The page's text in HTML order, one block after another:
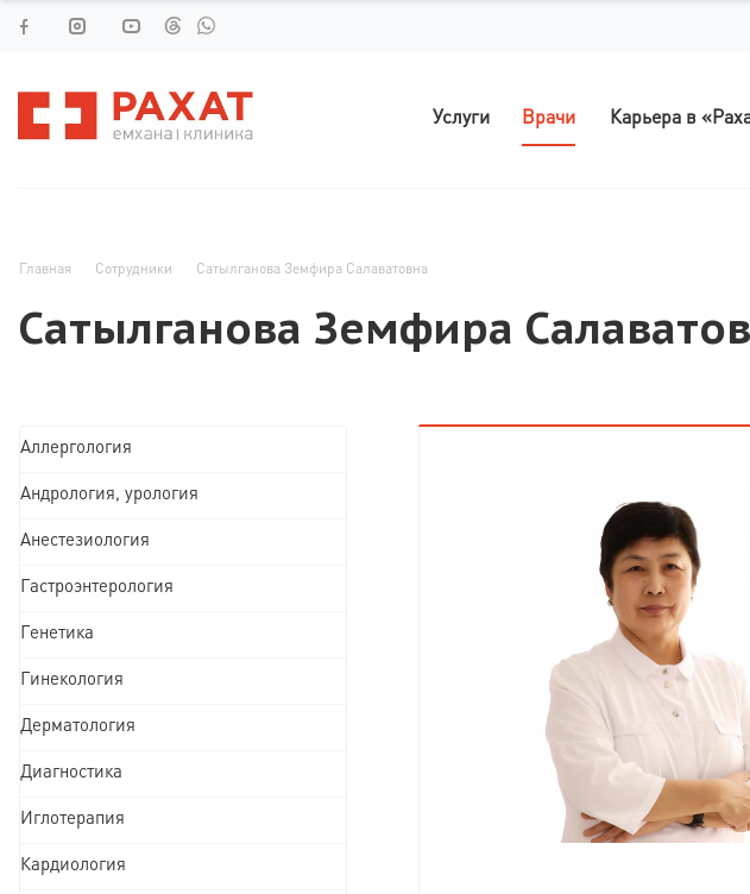
Услуги Врачи Карьера в
Главная Сотрудники Сатылганова Земфира Салаватовна
Сатылганова Земфира
Аллергология
Андрология, урология
Анестезиология
Гастроэнтерология
Генетика
Гинекология
Дерматология
Диагностика
Иглотерапия
Кардиология